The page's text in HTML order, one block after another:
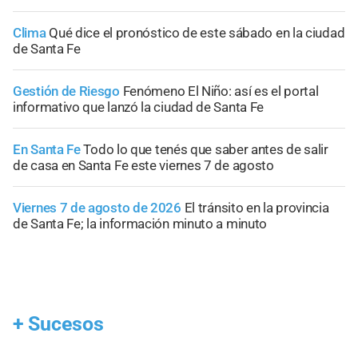
Clima Qué dice el pronóstico de este sábado en la ciudad
de Santa Fe
Gestión de Riesgo Fenómeno El Niño: así es el portal
informativo que lanzó la ciudad de Santa Fe
En Santa FeTodo lo que tenés que saber antes de salir
de casa en Santa Fe este viernes 7 de agosto
Viernes 7 de agosto de 2026 El tránsito en la provincia
de Santa Fe; la información minuto a minuto
+ Sucesos